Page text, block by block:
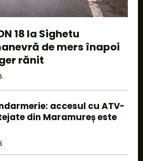
18 la Sighetu
de mers înapoi
rănit
accesul cu ATV-
din Maramureș este